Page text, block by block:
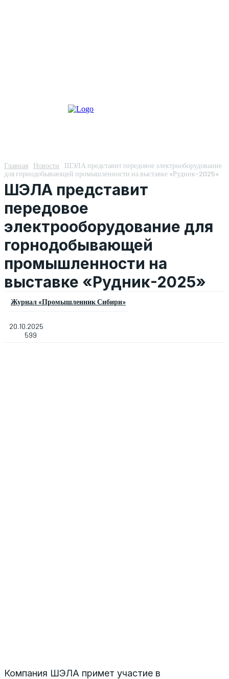
Главная Новости
ШЭЛА представит передовое электрооборудование
для горнодобывающей промышленности на выставке «Рудник-2025»
ШЭЛА представит
передовое
электрооборудование для
горнодобывающей
промышленности на
выставке «Рудник-2025»
Журнал «Промышленник Сибири»
20.10.2025
599
Компания ШЭЛА примет участие в